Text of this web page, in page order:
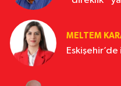
MELTEM
Eskişehir’de